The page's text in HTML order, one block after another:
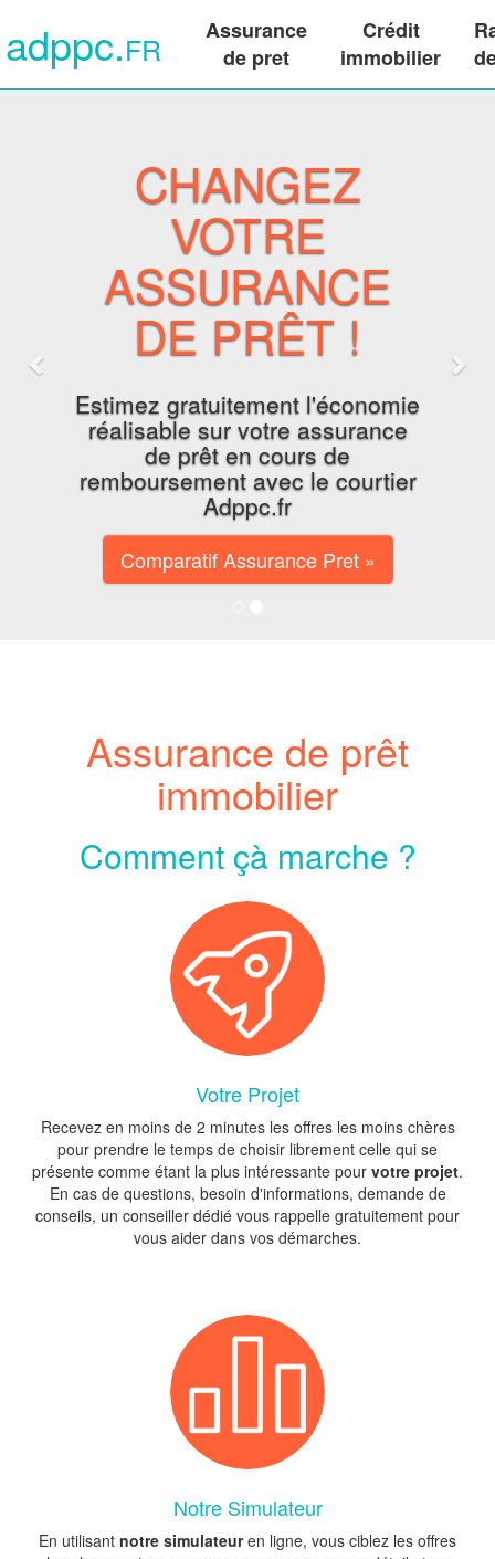
adppc.FR
Assurance
de pret
Crédit
immobilier
adppc.FR
Assurance
de pret
Crédit
immobilier
CHANGEZ
VOTRE
ASSURANCE
DE PRÊT !
Estimez gratuitement l'économie
réalisable sur votre assurance
de prêt en cours de
remboursement avec le courtier
Adppc.fr
Comparatif Assurance Pret »
Assurance de prêt
immobilier
Comment çà marche ?
Votre Projet
Recevez en moins de 2 minutes les offres les moins chères
pour prendre le temps de choisir librement celle qui se
présente comme étant la plus intéressante pour votre projet.
En cas de questions, besoin d'informations, demande de
conseils, un conseiller dédié vous rappelle gratuitement pour
vous aider dans vos démarches.
Notre Simulateur
En utilisant notre simulateuren ligne, vous ciblez les offres